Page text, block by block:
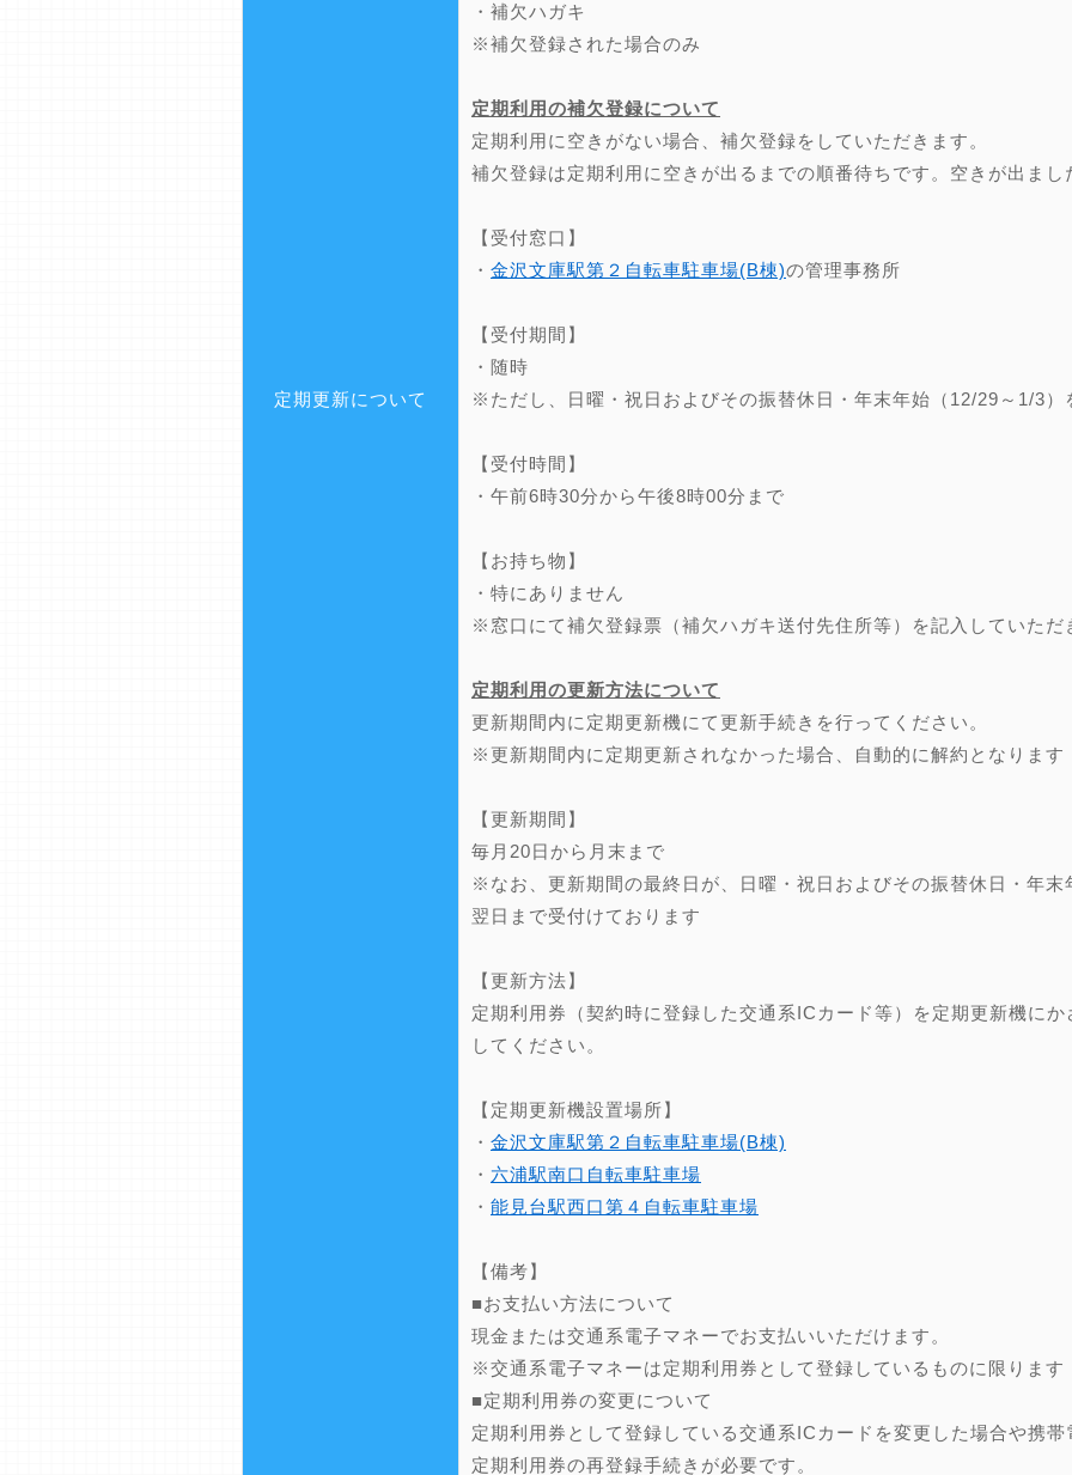
定期更新について
・補欠ハガキ
※補欠登録された場合のみ
定期利用の補欠登録について
定期利用に空きがない場合、補欠登録をしていただきます。
補欠登録は定期利用に空きが出るまでの順番待ちです。空きが出ま
【受付窓口】
・ 金沢文庫駅第２自転車駐車場(B棟)の管理事務所
【受付期間】
・随時
※ただし、日曜・祝日およびその振替休日・年末年始（12/29～1/3）
【受付時間】
・午前6時30分から午後8時00分まで
【お持ち物】
・特にありません
※窓口にて補欠登録票（補欠ハガキ送付先住所等）を記入していただ
定期利用の更新方法について
更新期間内に定期更新機にて更新手続きを行ってください。
※更新期間内に定期更新されなかった場合、自動的に解約となります
【更新期間】
毎月20日から月末まで
※なお、更新期間の最終日が、日曜・祝日およびその振替休日・年
翌日まで受付けております
【更新方法】
定期利用券（契約時に登録した交通系ICカード等）を定期更新機に
してください。
【定期更新機設置場所】
・ 金沢文庫駅第２自転車駐車場(B棟)
・ 六浦駅南口自転車駐車場
・ 能見台駅西口第４自転車駐車場
【備考】
■お支払い方法について
現金または交通系電子マネーでお支払いいただけます。
※交通系電子マネーは定期利用券として登録しているものに限ります
■定期利用券の変更について
定期利用券として登録している交通系ICカードを変更した場合や携
定期利用券の再登録手続きが必要です。